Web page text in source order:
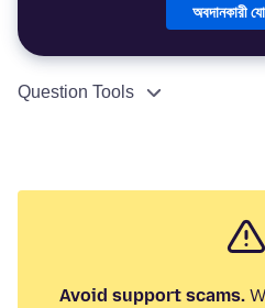
অবদানকারী
Question Tools
Avoid support scams.